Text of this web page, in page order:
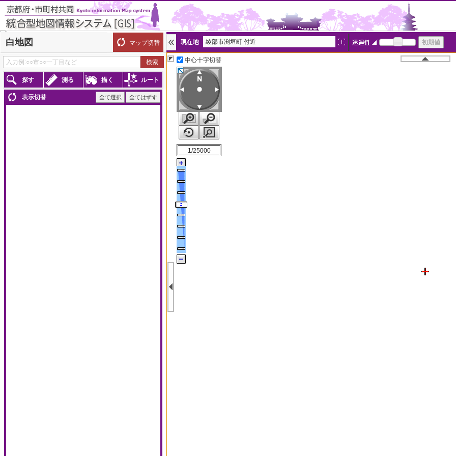
白地図 マップ切替
探す 測る 描く ルート
表示切替 全て選択 全てはずす
綾部市渕垣町 付近
京都府わが街ガイド
中心十字切替
1/25000
35.32360274,135.29052420